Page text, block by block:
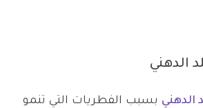
الدهني
الدهني بسبب الفطريات التي تنمو